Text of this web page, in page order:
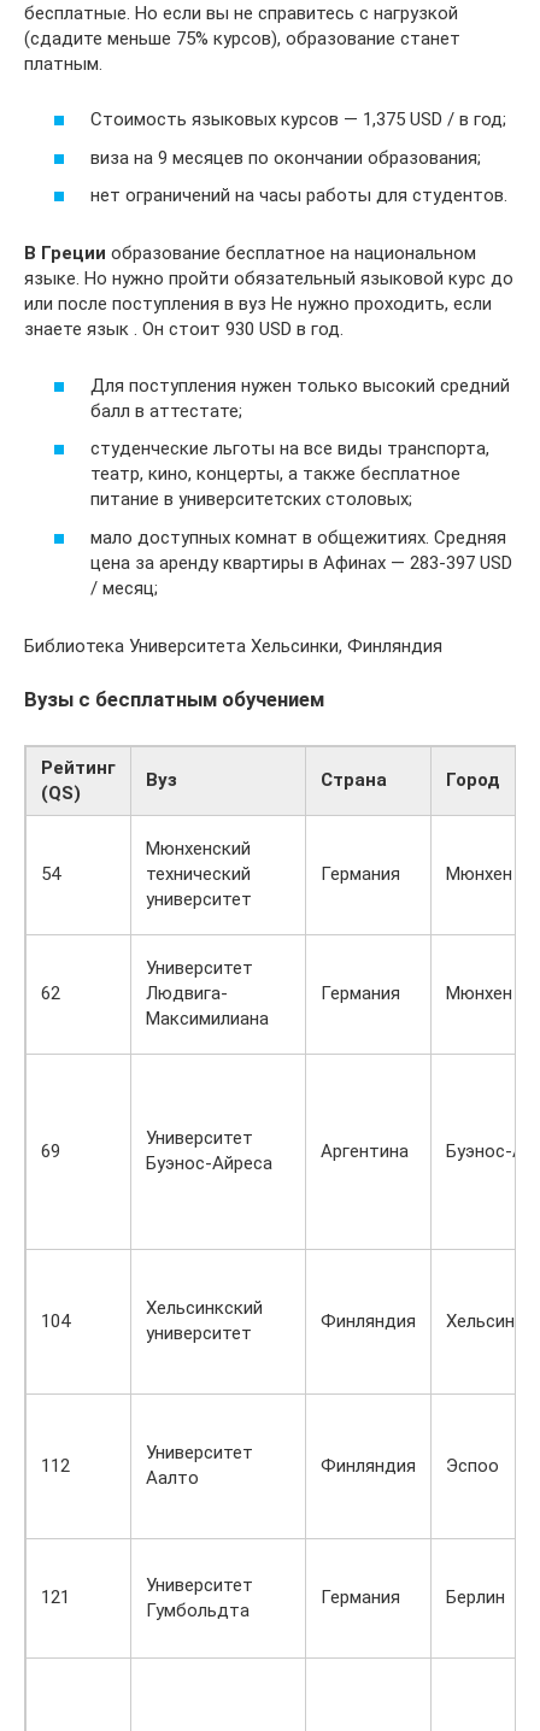
бесплатные. Но если вы не справитесь с нагрузкой
(сдадите меньше 75% курсов), образование станет
платным.
Стоимость языковых курсов — 1,375 USD / в год;
виза на 9 месяцев по окончании образования;
нет ограничений на часы работы для студентов.
В Греции образование бесплатное на национальном
языке. Но нужно пройти обязательный языковой курс до
или после поступления в вуз Не нужно проходить, если
знаете язык . Он стоит 930 USD в год.
Для поступления нужен только высокий средний
балл в аттестате;
студенческие льготы на все виды транспорта,
театр, кино, концерты, а также бесплатное
питание в университетских столовых;
мало доступных комнат в общежитиях. Средняя
цена за аренду квартиры в Афинах — 283-397 USD
/ месяц;
Библиотека Университета Хельсинки, Финляндия
Вузы с бесплатным обучением
Рейтинг
(QS)
Вуз Страна Город
54
Мюнхенский
технический
университет
Германия Мюнхен
62
Университет
Людвига-
Максимилиана
Германия Мюнхен
69
Университет
Буэнос-Айреса
Аргентина Буэнос-
104
Хельсинкский
университет
Финляндия Хельсинки
112
Университет
Аалто
Финляндия Эспоо
121
Университет
Гумбольдта
Германия Берлин